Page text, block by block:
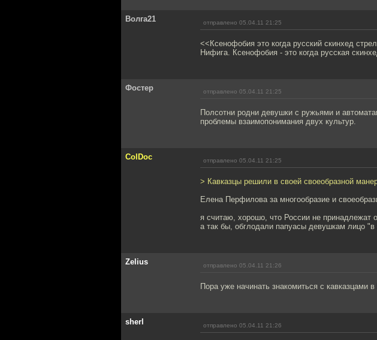
Волга21 отправлено 05.04.11 21:25
<<Ксенофобия это когда русский скинхед
Нифига. Ксенофобия - это когда русская
Фостер отправлено 05.04.11 21:25
Полсотни родни девушки с ружьями и
проблемы взаимопонимания двух культур.
ColDoc отправлено 05.04.11 21:25
> Кавказцы решили в своей своеобразной
Елена Перфилова за многообразие и
я считаю, хорошо, что России не принадлежат
а так бы, обглодали папуасы девушкам лицо "в
Zelius отправлено 05.04.11 21:26
Пора уже начинать знакомиться с кавказцами
sherl отправлено 05.04.11 21:26